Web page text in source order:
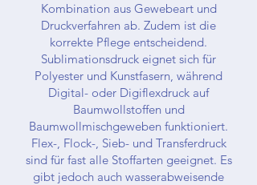
Kombination aus Gewebeart und
Druckverfahren ab. Zudem ist die
korrekte Pflege entscheidend.
Sublimationsdruck eignet sich für
Polyester und Kunstfasern, während
Digital- oder Digiflexdruck auf
Baumwollstoffen und
Baumwollmischgeweben funktioniert.
Flex-, Flock-, Sieb- und Transferdruck
sind für fast alle Stoffarten geeignet. Es
gibt jedoch auch wasserabweisende